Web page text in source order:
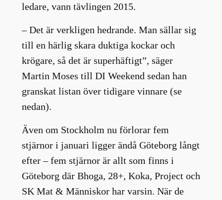
ledare, vann tävlingen 2015.
– Det är verkligen hedrande. Man sällar sig
till en härlig skara duktiga kockar och
krögare, så det är superhäftigt”, säger
Martin Moses till DI Weekend sedan han
granskat listan över tidigare vinnare (se
nedan).
Även om Stockholm nu förlorar fem
stjärnor i januari ligger ändå Göteborg långt
efter – fem stjärnor är allt som finns i
Göteborg där Bhoga, 28+, Koka, Project och
SK Mat & Människor har varsin. När de